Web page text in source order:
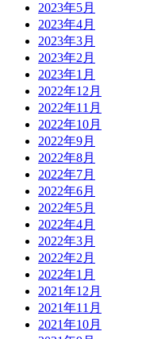
2023年5月
2023年4月
2023年3月
2023年2月
2023年1月
2022年12月
2022年11月
2022年10月
2022年9月
2022年8月
2022年7月
2022年6月
2022年5月
2022年4月
2022年3月
2022年2月
2022年1月
2021年12月
2021年11月
2021年10月